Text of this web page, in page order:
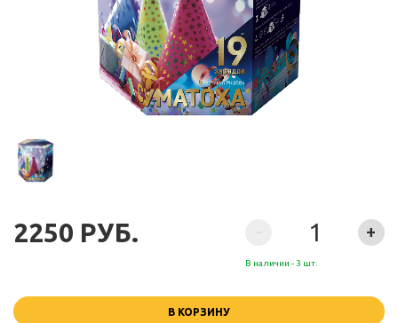
2250 РУБ. +
В наличии - 3 шт.
В КОРЗИНУ